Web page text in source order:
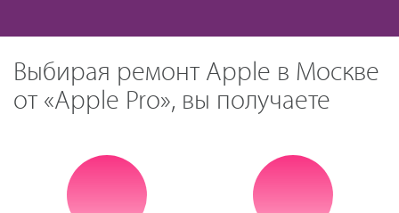
Выбирая ремонт Apple в Москве
от «Apple Pro», вы получаете